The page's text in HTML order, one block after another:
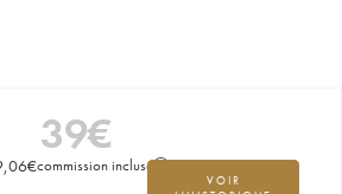
39€
€commission incluse
VOIR